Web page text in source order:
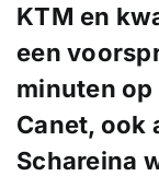
KTM en
een
minuten op
Canet, ook
Schareina